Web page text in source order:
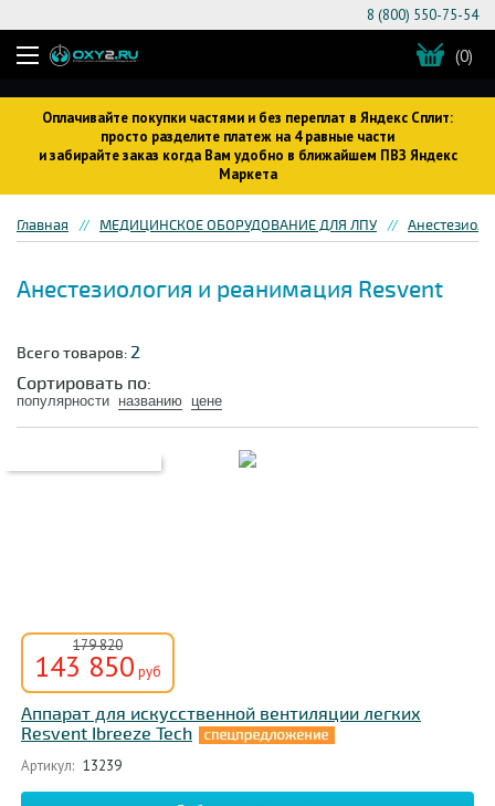
Оплачивайте покупки частями и без переплат в Яндекс Сплит:
просто разделите платеж на 4 равные части
и забирайте заказ когда Вам удобно в ближайшем ПВЗ Яндекс
Маркета
8 (800) 550-75-54
(0)
Главная МЕДИЦИНСКОЕ ОБОРУДОВАНИЕ ДЛЯ ЛПУ
Анестезиология и реанимация Resvent
Всего товаров:2
Сортировать по:
популярности названию цене
179 820
143 850 руб
Аппарат для искусственной вентиляции легких
Resvent Ibreeze Tech
Артикул: 13239